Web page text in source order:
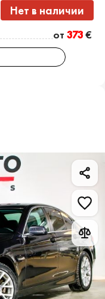
Нет в наличии
от 373€